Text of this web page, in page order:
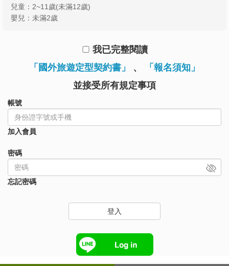
兒童：2~11歲(未滿12歲)
嬰兒：未滿2歲
我已完整閱讀
「國外旅遊定型契約書」
、
「報名須知」
並接受所有規定事項
帳號
加入會員
密碼
忘記密碼
登入